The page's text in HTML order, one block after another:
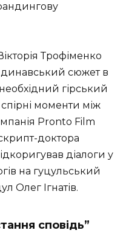
Трофіменко
сюжет в
гірський
моменти між
Pronto Film
доктора
діалоги у
на гуцульський
Олег Ігнатів.
сповідь”